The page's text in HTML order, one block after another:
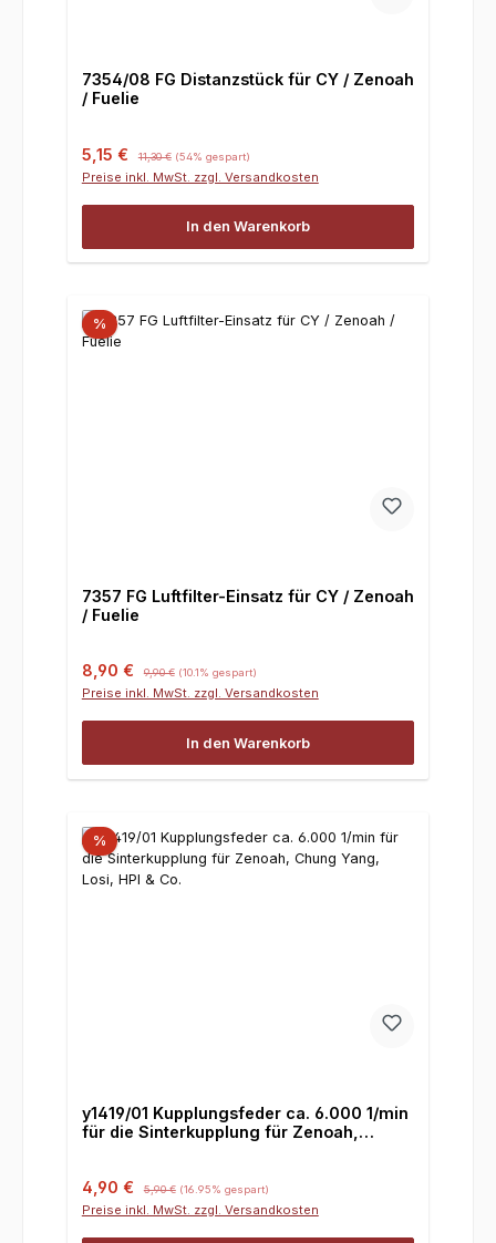
7354/08 FG Distanzstück für CY / Zenoah
/ Fuelie
Verkaufspreis:
5,15 € 11,30 € (54% gespart)
Preise inkl. MwSt. zzgl. Versandkosten
In den Warenkorb
%
7357 FG Luftfilter-Einsatz für CY / Zenoah
/ Fuelie
Verkaufspreis:
8,90 € Regulärer Preis:
9,90 € (10.1% gespart)
Preise inkl. MwSt. zzgl. Versandkosten
In den Warenkorb
%
y1419/01 Kupplungsfeder ca. 6.000 1/min
für die Sinterkupplung für Zenoah,
Verkaufspreis:
4,90 € Regulärer Preis:
5,90 € (16.95% gespart)
Preise inkl. MwSt. zzgl. Versandkosten